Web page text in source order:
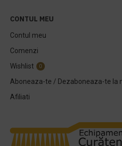
CONTUL MEU
Contul meu
Comenzi
Wishlist
0
Aboneaza-te / Dezaboneaza-te la
Afiliati